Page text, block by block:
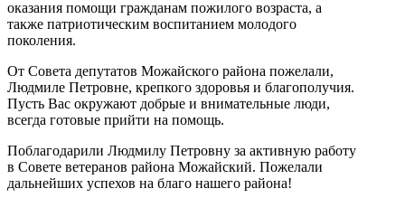
оказания помощи гражданам пожилого возраста, а
также патриотическим воспитанием молодого
поколения.
От Совета депутатов Можайского района пожелали,
Людмиле Петровне, крепкого здоровья и благополучия.
Пусть Вас окружают добрые и внимательные люди,
всегда готовые прийти на помощь.
Поблагодарили Людмилу Петровну за активную работу
в Совете ветеранов района Можайский. Пожелали
дальнейших успехов на благо нашего района!